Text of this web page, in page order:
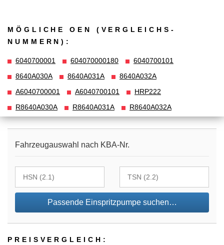
MÖGLICHE OEN (VERGLEICHS­
NUMMERN):
6040700001 604070000180
6040700101
8640A030A
8640A031A
8640A032A
A6040700001
A6040700101
HRP222
R8640A030A
R8640A031A R8640A032A
Fahrzeugauswahl nach KBA-Nr.
Passende Einspritzpumpe suchen…
PREIS­VER­GLEICH: